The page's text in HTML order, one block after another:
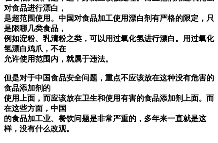
对食品进行漂白，
是超范围使用。中国对食品加工使用漂白剂有严格的限定，只
是限哪几类食品，
例如淀粉、乳清粉之类，可以用过氧化氢进行漂白。用过氧化
氢漂白鸡爪，不在
允许使用范围内，就属于违法。
但是对于中国食品安全问题，重点不应该放在这种没有危害的
食品添加剂的
使用上面，而应该放在卫生和使用有害的食品添加剂上面。而
在这些方面，中国
的食品加工业、餐饮问题是非常严重的，多年来一直就是这
样，没有什么改观。